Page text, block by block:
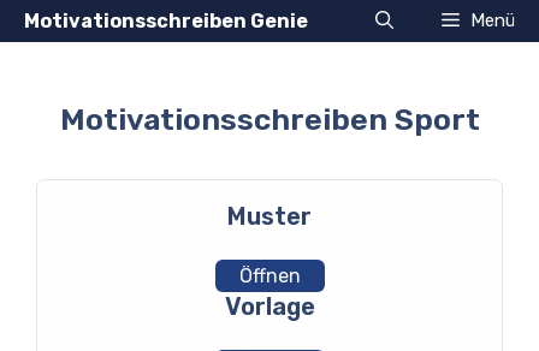
Zum
Inhalt
Motivationsschreiben Genie Menü
Motivationsschreiben Sport
Muster
Öffnen
Vorlage